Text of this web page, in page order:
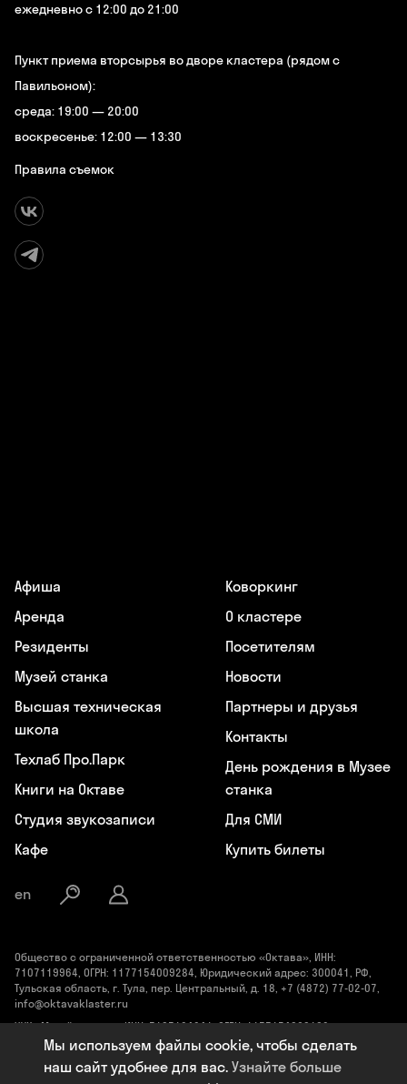
ежедневно с 12:00 до 21:00
Пункт приема вторсырья во дворе кластера (рядом с
Павильоном):
среда: 19:00 — 20:00
воскресенье: 12:00 — 13:30
Правила съемок
Афиша
Аренда
Резиденты
Музей станка
Высшая техническая
школа
Техлаб Про.Парк
Книги на Октаве
Студия звукозаписи
Кафе
Коворкинг
О кластере
Посетителям
Новости
Партнеры и друзья
Контакты
День рождения в Музее
станка
Для СМИ
Купить билеты
en
Общество с ограниченной ответственностью «Октава», ИНН:
7107119964, ОГРН: 1177154009284, Юридический адрес: 300041, РФ,
Тульская область, г. Тула, пер. Центральный, д. 18, +7 (4872) 77-02-07,
info@oktavaklaster.ru
ЧУК «Музей станка», ИНН: 7107124241, ОГРН: 1177154030162,
Юридический адрес: 300041, Тульская область, г. Тула, пер.
Центральный, д. 18, +7 (991) 414-00-98, info@oktavaklaster.ru
Политика обработки персональных данных
Мы используем файлы cookie, чтобы сделать
наш сайт удобнее для вас. Узнайте больше